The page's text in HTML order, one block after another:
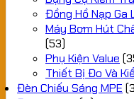
Đồng Hồ Nạp Ga
Máy Bơm Hút
(53)
Phụ Kiện Value
Thiết Bị Đo Và
Đèn Chiếu Sáng MPE